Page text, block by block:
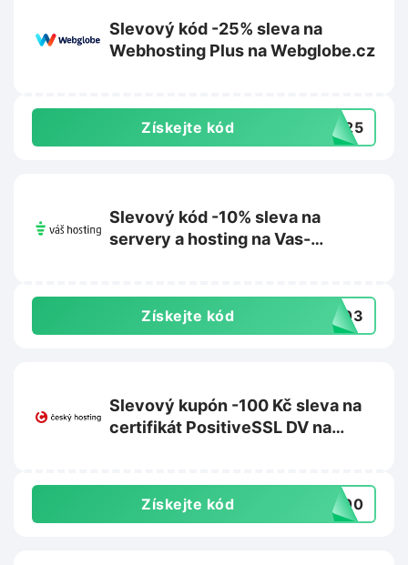
Slevový kód -25% sleva na
Webhosting Plus na Webglobe.cz
Získejte kód NG25
Slevový kód -10% sleva na
servery a hosting na Vas-
Získejte kód 2303
Slevový kupón -100 Kč sleva na
certifikát PositiveSSL DV na
Získejte kód E100